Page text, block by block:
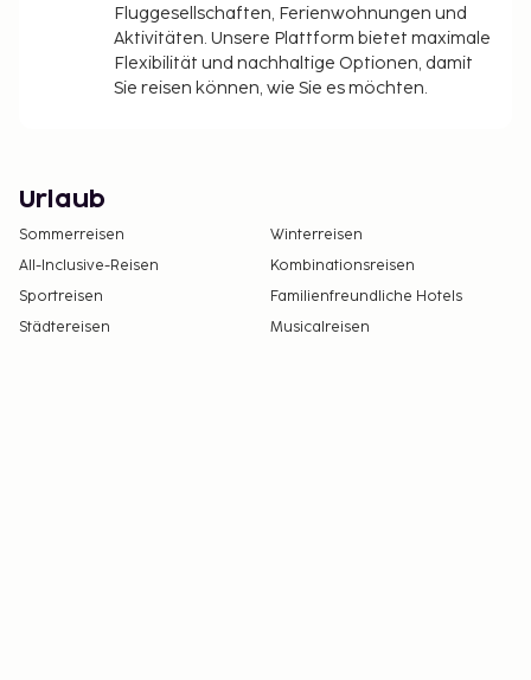
Fluggesellschaften, Ferienwohnungen und
Aktivitäten. Unsere Plattform bietet maximale
Flexibilität und nachhaltige Optionen, damit
Sie reisen können, wie Sie es möchten.
Urlaub
Sommerreisen
Winterreisen
All-Inclusive-Reisen
Kombinationsreisen
Sportreisen
Familienfreundliche Hotels
Städtereisen
Musicalreisen